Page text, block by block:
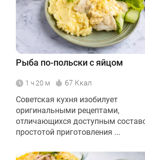
Рыба по-польски с яйцом
1 ч 20 м 67 Ккал
Советская кухня изобилует
оригинальными рецептами,
отличающихся доступным
простотой приготовления ...